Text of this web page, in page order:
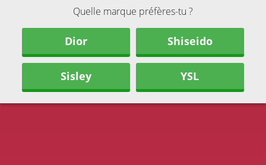
Quelle marque préfères-tu ?
Dior Shiseido
Sisley YSL